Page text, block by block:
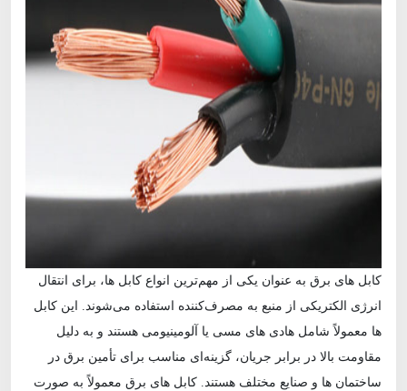
کابل‌ های برق به عنوان یکی از مهم‌ترین انواع کابل‌ ها، برای انتقال
انرژی الکتریکی از منبع به مصرف‌کننده استفاده می‌شوند. این کابل‌
ها معمولاً شامل هادی‌ های مسی یا آلومینیومی هستند و به دلیل
مقاومت بالا در برابر جریان، گزینه‌ای مناسب برای تأمین برق در
ساختمان‌ ها و صنایع مختلف هستند. کابل‌ های برق معمولاً به صورت